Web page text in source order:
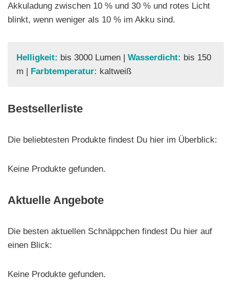
Akkuladung zwischen 10 % und 30 % und rotes Licht
blinkt, wenn weniger als 10 % im Akku sind.
Helligkeit: bis 3000 Lumen | Wasserdicht: bis 150
m | Farbtemperatur: kaltweiß
Bestsellerliste
Die beliebtesten Produkte findest Du hier im Überblick:
Keine Produkte gefunden.
Aktuelle Angebote
Die besten aktuellen Schnäppchen findest Du hier auf
einen Blick:
Keine Produkte gefunden.